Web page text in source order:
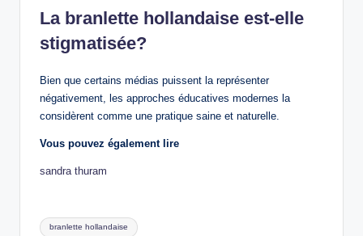
La branlette hollandaise est-elle
stigmatisée?
Bien que certains médias puissent la représenter
négativement, les approches éducatives modernes la
considèrent comme une pratique saine et naturelle.
Vous pouvez également lire
sandra thuram
Tags:
branlette hollandaise